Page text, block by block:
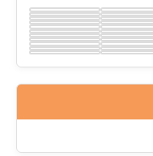
Wybierz Wybierz
Wybierz Wybierz
Wybierz Wybierz
Wybierz Wybierz
Wybierz Wybierz
Wybierz Wybierz
Wybierz Wybierz
Wybierz Wybierz
Wybierz Wybierz
Wybierz Wybierz